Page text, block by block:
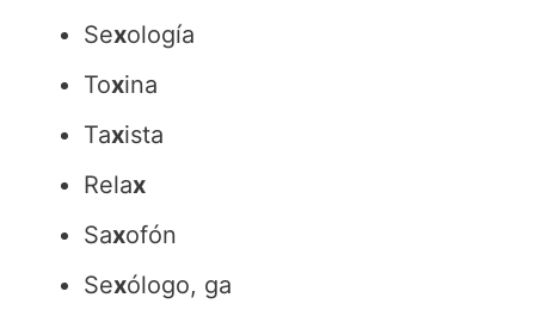
Sexología
Toxina
Taxista
Relax
Saxofón
Sexólogo, ga